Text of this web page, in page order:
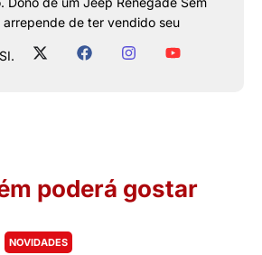
arrepende de ter vendido seu
poderá gostar
NOVIDADES